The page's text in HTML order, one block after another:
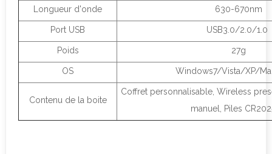
Longueur d'onde 630-670nm
Port USB USB3.0/2.0/1.0
Poids 27g
OS Windows7/Vista/XP/
Contenu de la boite
Coffret personnalisable, Wireless
manuel, Piles